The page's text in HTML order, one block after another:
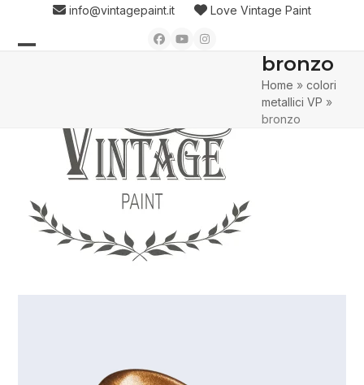
content
info@vintagepaint.it Love Vintage Paint
Facebook
YouTubeInstagram
bronzo
Home »colori
metallici VP »
bronzo